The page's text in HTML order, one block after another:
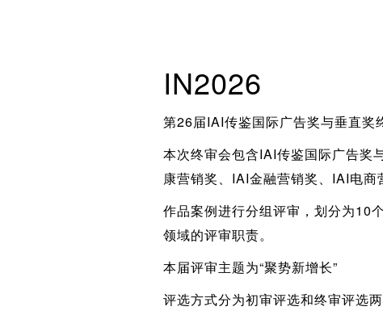
IN2026
第26届IAI传鉴国际广告奖与垂直奖
本次终审会包含IAI传鉴国际广告奖
康营销奖、IAI金融营销奖、IAI电商
作品案例进行分组评审，划分为10
领域的评审职责。
本届评审主题为“聚势新增长”
评选方式分为初审评选和终审评选两